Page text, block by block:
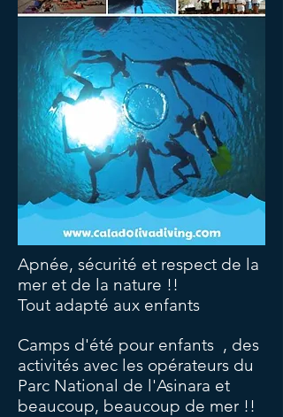
Apnée, sécurité et respect de la
mer et de la nature !!
Tout adapté aux enfants
Camps d'été pour enfants , des
activités avec les opérateurs du
Parc National de l'Asinara et
beaucoup, beaucoup de mer !!